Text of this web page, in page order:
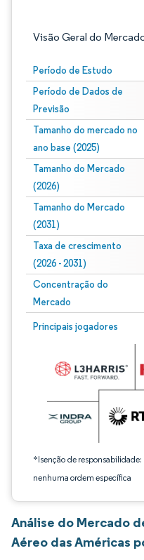
Visão Geral do
Período de Estudo
Período de Dados de
Previsão
Tamanho do mercado no
ano base (2025)
Tamanho do Mercado
(2026)
Tamanho do Mercado
(2031)
Taxa de crescimento
(2026 - 2031)
Concentração do
Mercado
Principais jogadores
*Isenção de
nenhuma ordem específica
Imagem © Mordor Intelligence.
Análise do Mercado
Aéreo das Américas